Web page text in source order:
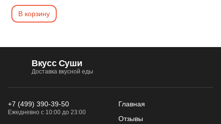
В корзину
Вкусс Суши
Доставка вкусной еды
+7 (499) 390-39-50
Ежедневно с 10:00 до 23:00
Главная
Отзывы